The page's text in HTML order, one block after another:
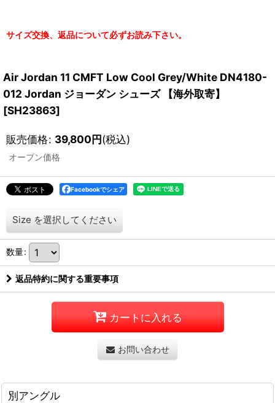
サイズ交換、返品について必ずお読み下さい。
Air Jordan 11 CMFT Low Cool Grey/White DN4180-
012 Jordan ジョーダン シューズ 【海外取寄】
[SH23863]
販売価格: 39,800円(税込)
オープン価格
Facebookでシェア
Size を選択してください
数量:
返品特約に関する重要事項
カートに入れる
お問い合わせ
別アングル